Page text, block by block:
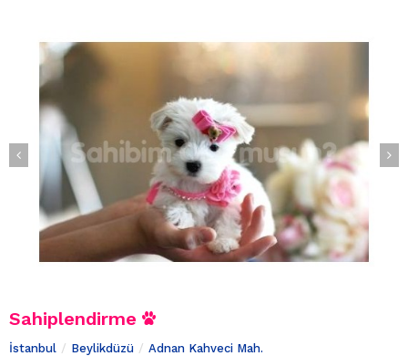
Sahiplendirme
İstanbul Beylikdüzü Adnan Kahveci Mah.